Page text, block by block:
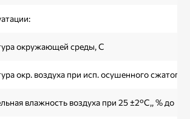
окружающей среды, С
воздуха при исп. осушенного сжатого
влажность воздуха при 25 ±2°C,, % до